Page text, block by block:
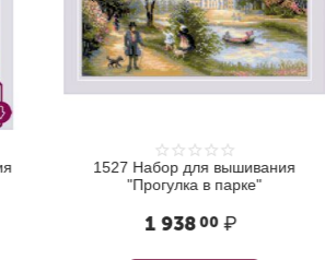
1527 Набор для вышивания
"Прогулка в парке"
1 93800 ₽